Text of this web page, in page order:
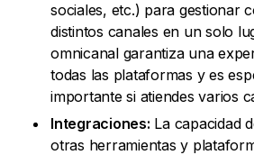
sociales, etc.) para gestionar
distintos canales en un solo
omnicanal garantiza una
todas las plataformas y es
importante si atiendes varios
Integraciones: La capacidad
otras herramientas y